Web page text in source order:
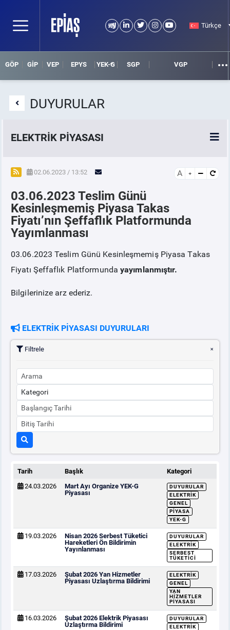
Türkçe
GÖP GİP VEP EPYS YEK-G SGP VGP
DUYURULAR
ELEKTRİK PİYASASI
SPOT ELEKTRİK PİYASALARI
ÖRNEK FİNANS BELGELERİ
VADELİ ELEKTRİK PİYASASI
PİYASAKAYITSÜRECİ
TEMİNAT
BÜLTENLER
DUYURULAR
BT HİZMET YÖNETİM SİSTEMİ POLİTİKAMIZ
02.06.2023 / 13:52 A
03.06.2023 Teslim Günü
Kesinleşmemiş Piyasa Takas
Fiyatı’nın Şeffaflık Platformunda
Yayımlanması
03.06.2023 Teslim Günü Kesinleşmemiş Piyasa Takas
Fiyatı Şeffaflık Platformundayayımlanmıştır.
Bilgilerinize arz ederiz.
ELEKTRİK PİYASASI DUYURULARI
Filtrele
Tarih Başlık
Kategori
24.03.2026
Mart Ayı Organize YEK-G
Piyasası
DUYURULAR
ELEKTRIK
GENEL
PIYASA
YEK-G
19.03.2026
Nisan 2026 Serbest Tüketici
Hareketleri Ön Bildirimin
Yayınlanması
DUYURULAR
ELEKTRIK
SERBEST
TÜKETICI
17.03.2026
Şubat 2026 Yan Hizmetler
Piyasası Uzlaştırma Bildirimi
ELEKTRIK
GENEL
YAN
HIZMETLER
PIYASASI
16.03.2026
Şubat 2026 Elektrik Piyasası
Uzlaştırma Bildirimi
DUYURULAR
ELEKTRIK